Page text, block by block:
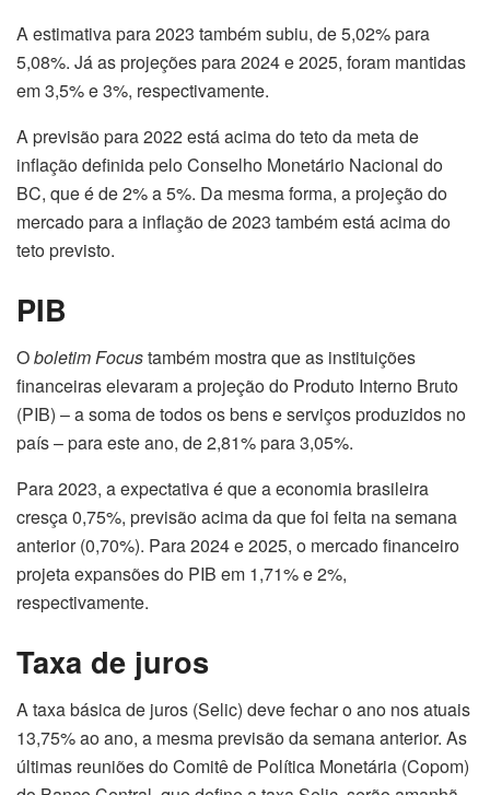
A estimativa para 2023 também subiu, de 5,02% para
5,08%. Já as projeções para 2024 e 2025, foram mantidas
em 3,5% e 3%, respectivamente.
A previsão para 2022 está acima do teto da meta de
inflação definida pelo Conselho Monetário Nacional do
BC, que é de 2% a 5%. Da mesma forma, a projeção do
mercado para a inflação de 2023 também está acima do
teto previsto.
PIB
Oboletim Focustambém mostra que as instituições
financeiras elevaram a projeção do Produto Interno Bruto
(PIB) – a soma de todos os bens e serviços produzidos no
país – para este ano, de 2,81% para 3,05%.
Para 2023, a expectativa é que a economia brasileira
cresça 0,75%, previsão acima da que foi feita na semana
anterior (0,70%). Para 2024 e 2025, o mercado financeiro
projeta expansões do PIB em 1,71% e 2%,
respectivamente.
Taxa de juros
A taxa básica de juros (Selic) deve fechar o ano nos atuais
13,75% ao ano, a mesma previsão da semana anterior. As
últimas reuniões do Comitê de Política Monetária (Copom)